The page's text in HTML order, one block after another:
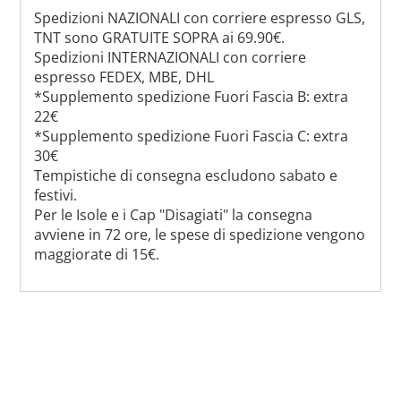
Spedizioni NAZIONALI con corriere espresso GLS,
TNT sono GRATUITE SOPRA ai 69.90€.
Spedizioni INTERNAZIONALI con corriere
espresso FEDEX, MBE, DHL
*Supplemento spedizione Fuori Fascia B: extra
22€
*Supplemento spedizione Fuori Fascia C: extra
30€
Tempistiche di consegna escludono sabato e
festivi.
Per le Isole e i Cap "Disagiati" la consegna
avviene in 72 ore, le spese di spedizione vengono
maggiorate di 15€.